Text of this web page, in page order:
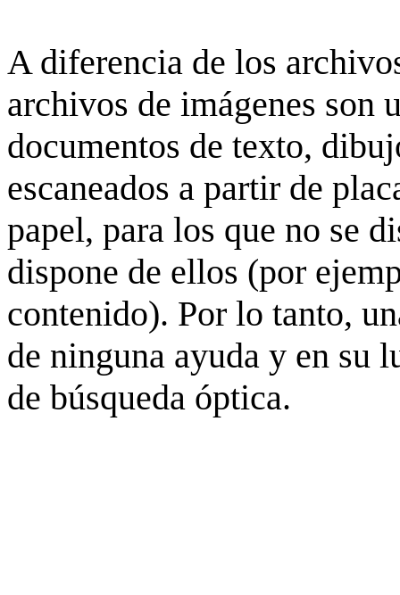
A diferencia de los
archivos de imágenes son
documentos de texto,
escaneados a partir de
papel, para los que no se
dispone de ellos (por
contenido). Por lo tanto,
de ninguna ayuda y en su
de búsqueda óptica.